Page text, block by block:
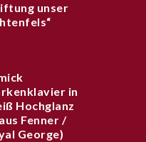
unser
in
Hochglanz
Fenner /
George)